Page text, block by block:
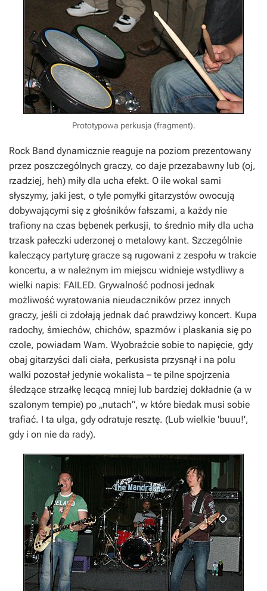
Prototypowa perkusja (fragment).
Rock Band dynamicznie reaguje na poziom prezentowany
przez poszczególnych graczy, co daje przezabawny lub (oj,
rzadziej, heh) miły dla ucha efekt. O ile wokal sami
słyszymy, jaki jest, o tyle pomyłki gitarzystów owocują
dobywającymi się z głośników fałszami, a każdy nie
trafiony na czas bębenek perkusji, to średnio miły dla ucha
trzask pałeczki uderzonej o metalowy kant. Szczególnie
kaleczący partyturę gracze są rugowani z zespołu w trakcie
koncertu, a w należnym im miejscu widnieje wstydliwy a
wielki napis: FAILED. Grywalność podnosi jednak
możliwość wyratowania nieudaczników przez innych
graczy, jeśli ci zdołają jednak dać prawdziwy koncert. Kupa
radochy, śmiechów, chichów, spazmów i plaskania się po
czole, powiadam Wam. Wyobraźcie sobie to napięcie, gdy
obaj gitarzyści dali ciała, perkusista przysnął i na polu
walki pozostał jedynie wokalista – te pilne spojrzenia
śledzące strzałkę lecącą mniej lub bardziej dokładnie (a w
szalonym tempie) po „nutach”, w które biedak musi sobie
trafiać. I ta ulga, gdy odratuje resztę. (Lub wielkie 'buuu!',
gdy i on nie da rady).